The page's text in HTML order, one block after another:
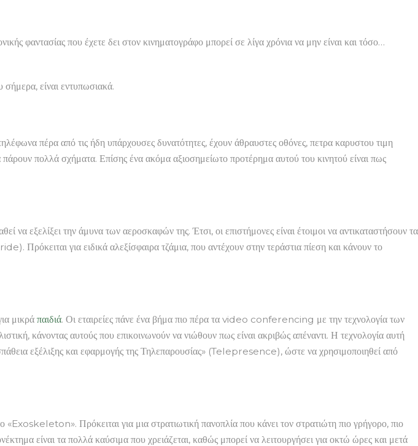
φαντασίας που έχετε δει στον κινηματογράφο μπορεί σε λίγα χρόνια να μην είναι και τόσο…
σήμερα, είναι εντυπωσιακά.
πέρα από τις ήδη υπάρχουσες δυνατότητες, έχουν άθραυστες οθόνες, πετρα καρυστου τιμη
πολλά σχήματα. Επίσης ένα ακόμα αξιοσημείωτο προτέρημα αυτού του κινητού είναι πως
να εξελίξει την άμυνα των αεροσκαφών της. Έτσι, οι επιστήμονες είναι έτοιμοι να αντικαταστήσουν τα
για ειδικά αλεξίσφαιρα τζάμια, που αντέχουν στην τεράστια πίεση και κάνουν το
μικρά παιδιά. Οι εταιρείες πάνε ένα βήμα πιο πέρα τα video conferencing με την τεχνολογία των
κάνοντας αυτούς που επικοινωνούν να νιώθουν πως είναι ακριβώς απέναντι. Η τεχνολογία αυτή
εξέλιξης και εφαρμογής της Τηλεπαρουσίας» (Telepresence), ώστε να χρησιμοποιηθεί από
«Exoskeleton». Πρόκειται για μια στρατιωτική πανοπλία που κάνει τον στρατιώτη πιο γρήγορο, πιο
είναι τα πολλά καύσιμα που χρειάζεται, καθώς μπορεί να λειτουργήσει για οκτώ ώρες και μετά